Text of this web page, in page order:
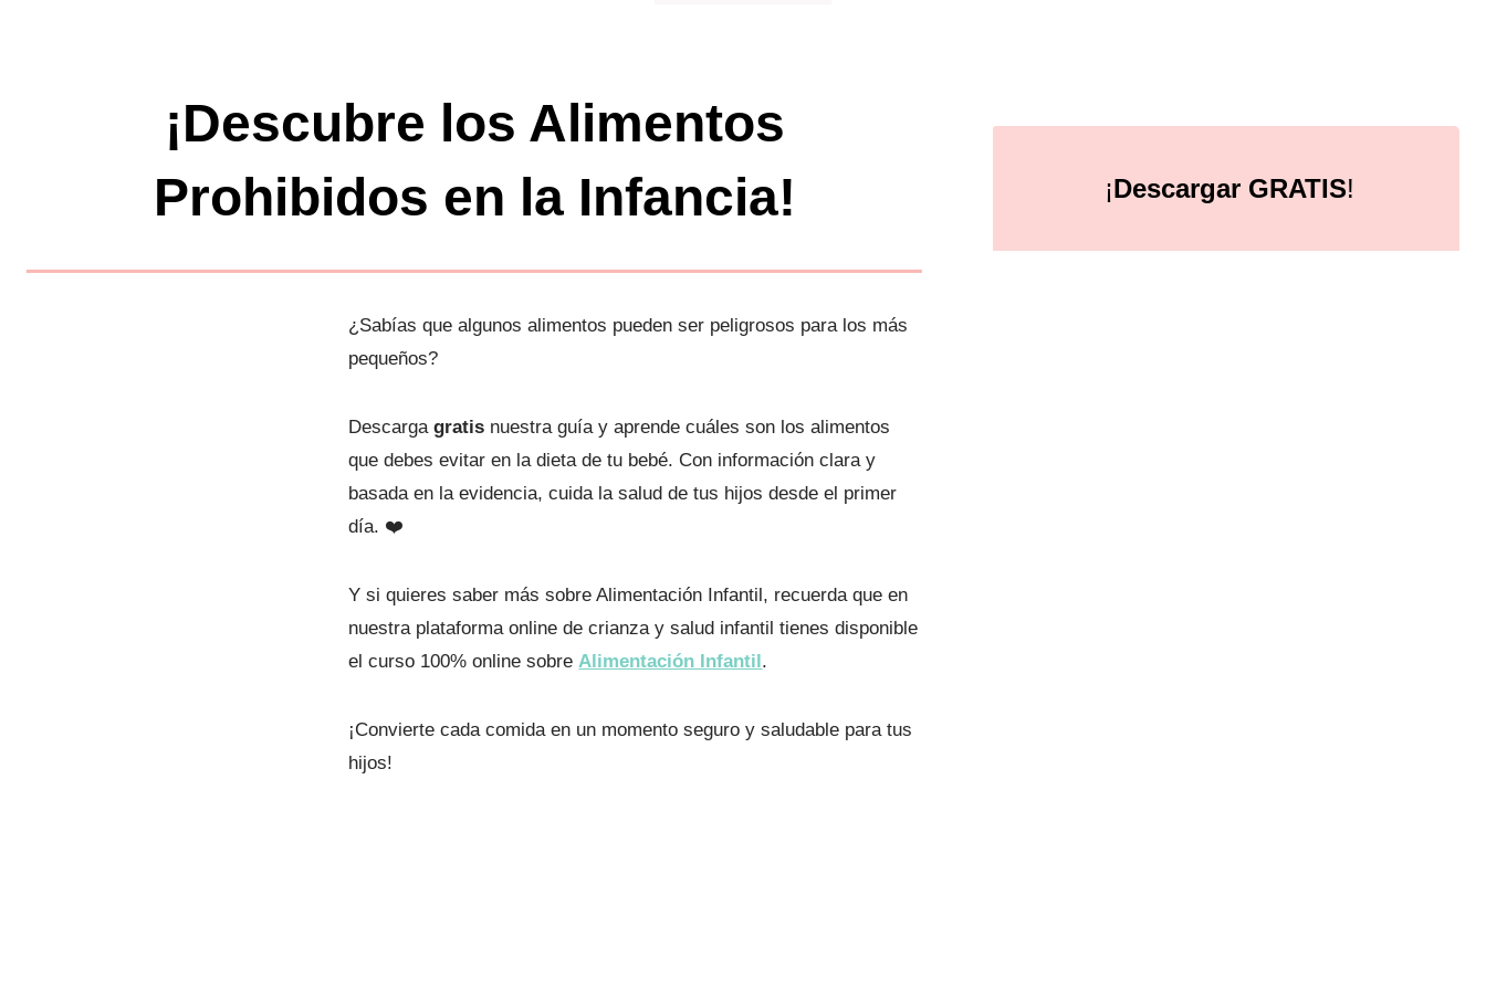
¡Descubre los Alimentos
Prohibidos en la Infancia!
¿Sabías que algunos alimentos pueden ser peligrosos para los más
pequeños?
Descargagratis nuestra guía y aprende cuáles son los alimentos
que debes evitar en la dieta de tu bebé. Con información clara y
basada en la evidencia, cuida la salud de tus hijos desde el primer
día. ❤️
Y si quieres saber más sobre Alimentación Infantil, recuerda que en
nuestra plataforma online de crianza y salud infantil tienes disponible
el curso 100% online sobreAlimentación Infantil.
¡Convierte cada comida en un momento seguro y saludable para tus
hijos!
¡Descargar GRATIS!